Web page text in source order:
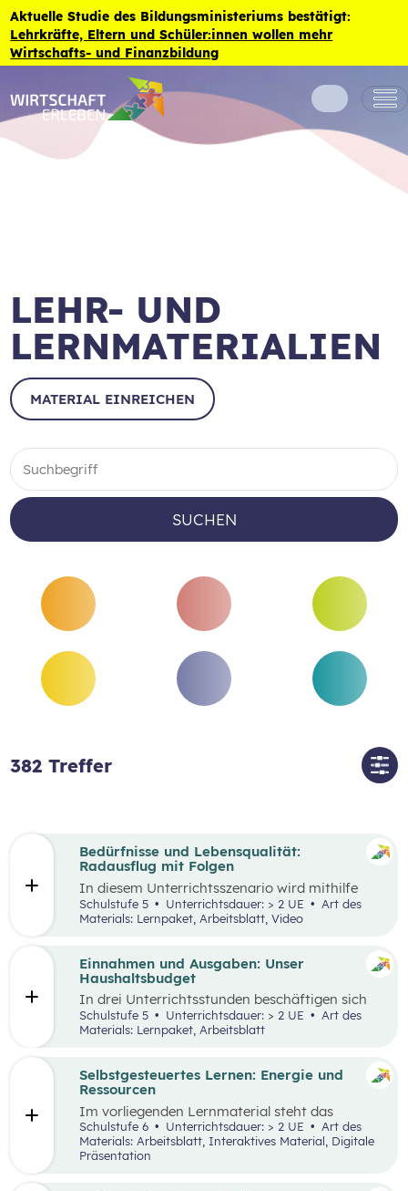
Zum Inhalt der Seite springen
Aktuelle Studie des Bildungsministeriums bestätigt:
Lehrkräfte, Eltern und Schüler:innen wollen mehr
Wirtschafts- und Finanzbildung
LEHR- UND
LERNMATERIALIEN
MATERIAL EINREICHEN
SUCHEN
382 Treffer
Einnahmen und Ausgaben: Unser
Haushaltsbudget
In drei Unterrichtsstunden beschäftigen sich
die Schüler:innen mit den Einnahmen und
Ausgaben von Haushalten.
Schulstufe 5 Unterrichtsdauer: > 2 UE
Materials: Lernpaket, Arbeitsblatt
Bedürfnisse und Lebensqualität:
Radausflug mit Folgen
In diesem Unterrichtsszenario wird mithilfe
eines Kurzvideos und zusätzlichem Material der
Fokus auf finanzielle Entscheidungen und
Bedürfnisse gelegt. Kinder und Jugendliche
Entscheidungen. Dabei gilt es, Bedürfnisse und
Prioritäten, aber auch die eigenen finanziellen
Möglichkeiten zu berücksichtigen. Oft möchte
man mehr haben, als man sich leisten kann und
muss aufgrund der Knappheit auf etwas
verzichten. Konsum ist jedoch nicht die einzige
Schulstufe 5 Unterrichtsdauer: > 2 UE
Materials: Lernpaket, Arbeitsblatt, Video
Selbstgesteuertes Lernen: Energie und
Ressourcen
Im vorliegenden Lernmaterial steht das
selbstgesteuerte Lernen im Vordergrund. Es
werden die wesentlichen Ressourcen und
Energieträger für die Wirtschaft und unser
Schulstufe 6 Unterrichtsdauer: > 2 UE
Art des
Materials: Arbeitsblatt, Interaktives Material, Digitale
Präsentation